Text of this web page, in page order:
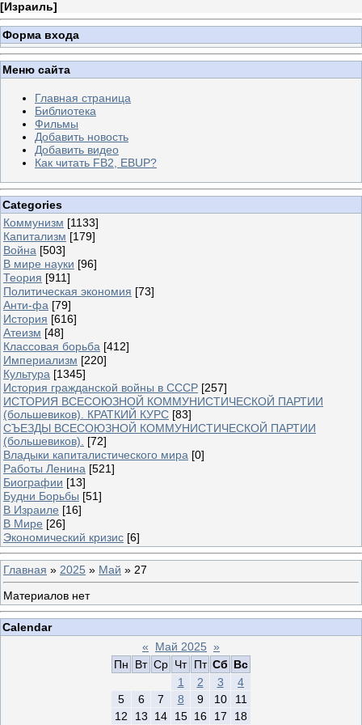
[Израиль]
Форма входа
Меню сайта
Главная страница
Библиотека
Фильмы
Добавить новость
Добавить видео
Как читать FB2, EBUP?
Categories
Коммунизм [1133]
Капитализм [179]
Война [503]
В мире науки [96]
Теория [911]
Политическая экономия [73]
Анти-фа [79]
История [616]
Атеизм [48]
Классовая борьба [412]
Империализм [220]
Культура [1345]
История гражданской войны в СССР [257]
ИСТОРИЯ ВСЕСОЮЗНОЙ КОММУНИСТИЧЕСКОЙ ПАРТИИ
(большевиков). КРАТКИЙ КУРС [83]
СЪЕЗДЫ ВСЕСОЮЗНОЙ КОММУНИСТИЧЕСКОЙ ПАРТИИ
(большевиков).
[72]
Владыки капиталистического мира [0]
Работы Ленина [521]
Биографии [13]
Будни Борьбы [51]
В Израиле [16]
В Мире [26]
Экономический кризис [6]
Главная » 2025 » Май » 27
Материалов нет
Calendar
«
Май 2025 »
Пн
Вт Ср Чт Пт Сб Вс
1
2 3
4
5
6 7 8 9 10
11
12
13 14 15 16 17 18